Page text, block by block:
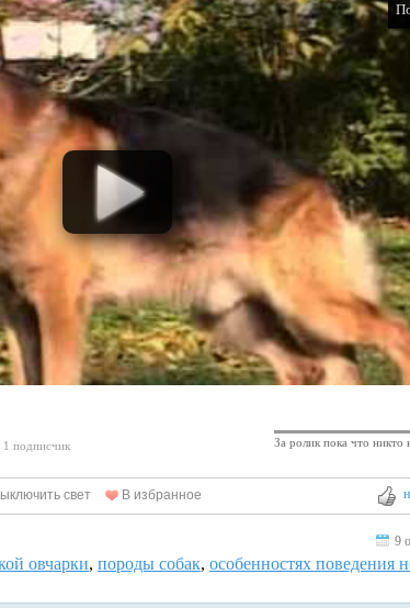
1 подписчик За ролик пока что никто
свет В избранное
овчарки, породы собак, особенностях поведения
9